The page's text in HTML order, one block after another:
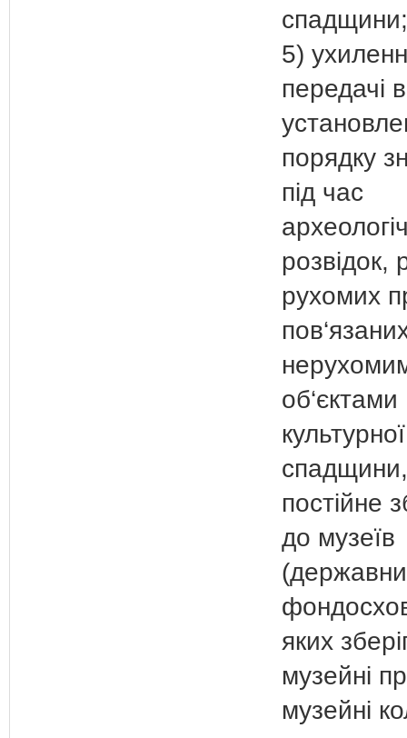
спадщини;
5)
передачі в
порядку
під час
розвідок,
рухомих
об‘єктами
культурної
постійне
до музеїв
яких
музейні
музейні